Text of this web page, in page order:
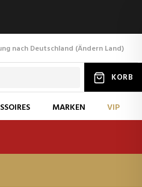
nach Deutschland (Ändern Land)
KORB
MARKEN VIP